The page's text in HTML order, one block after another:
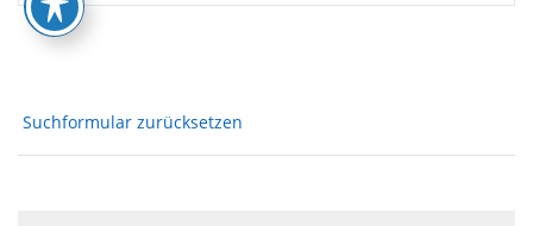
Suchformular zurücksetzen